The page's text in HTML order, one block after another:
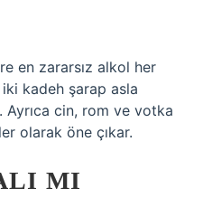
en zararsız alkol her
kadeh şarap asla
cin, rom ve votka
olarak öne çıkar.
MI